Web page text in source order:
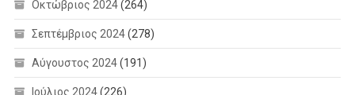
Οκτώβριος 2024(264)
Σεπτέμβριος 2024(278)
Αύγουστος 2024(191)
Ιούλιος 2024(226)